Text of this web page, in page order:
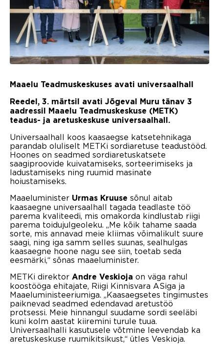
Maaelu Teadmuskeskuses avati universaalhall
Reedel, 3. märtsil avati Jõgeval Muru tänav 3
aadressil Maaelu Teadmuskeskuse (METK)
teadus- ja aretuskeskuse universaalhall.
Universaalhall koos kaasaegse katsetehnikaga
parandab oluliselt METKi sordiaretuse teadustööd.
Hoones on seadmed sordiaretuskatsete
saagiproovide kuivatamiseks, sorteerimiseks ja
ladustamiseks ning ruumid masinate
hoiustamiseks.
Maaeluminister Urmas Kruuse sõnul aitab
kaasaegne universaalhall tagada teadlaste töö
parema kvaliteedi, mis omakorda kindlustab riigi
parema toidujulgeoleku. „Me kõik tahame saada
sorte, mis annavad meie kliimas võimalikult suure
saagi, ning iga samm selles suunas, sealhulgas
kaasaegne hoone nagu see siin, toetab seda
eesmärki,“ sõnas maaeluminister.
METKi direktor Andre Veskioja on väga rahul
koostööga ehitajate, Riigi Kinnisvara ASiga ja
Maaeluministeeriumiga. „Kaasaegsetes tingimustes
paiknevad seadmed edendavad aretustöö
protsessi. Meie hinnangul suudame sordi seeläbi
kuni kolm aastat kiiremini turule tuua.
Universaalhalli kasutusele võtmine leevendab ka
aretuskeskuse ruumikitsikust,“ ütles Veskioja.